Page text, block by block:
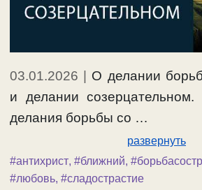
03.01.2026 | О делании
и делании
делания борьбы со …
развернуть
#антихрист, #ближний,
#любовь, #сладострастие